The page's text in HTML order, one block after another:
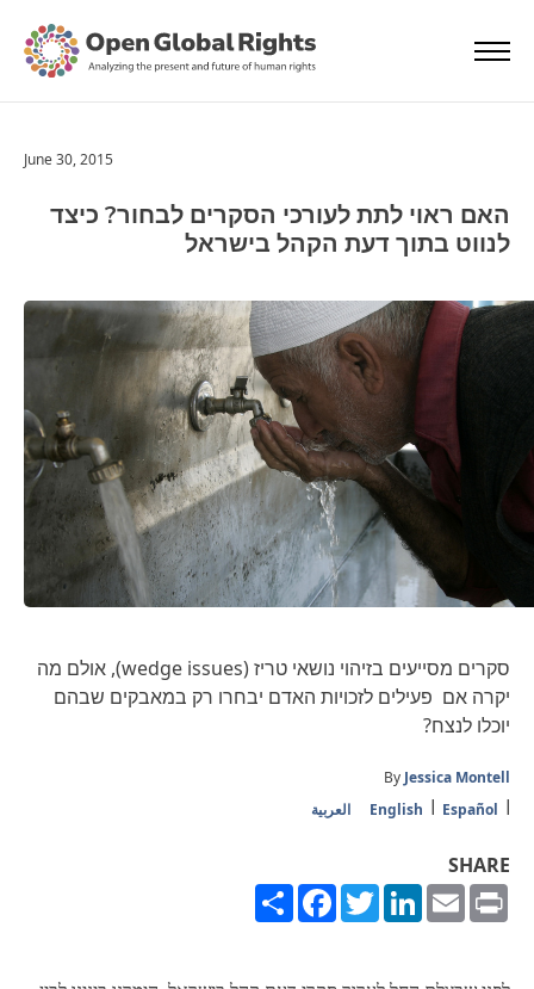
June 30, 2015
האם ראוי לתת לעורכי הסקרים לבחור? כיצד
לנווט בתוך דעת הקהל בישראל
סקרים מסייעים בזיהוי נושאי טריז (wedge issues), אולם מה
יקרה אם פעילים לזכויות האדם יבחרו רק במאבקים שבהם
יוכלו לנצח?
By Jessica Montell
English
Español العربية
SHARE
Share
FacebookTwitterLinkedInEmailPrint